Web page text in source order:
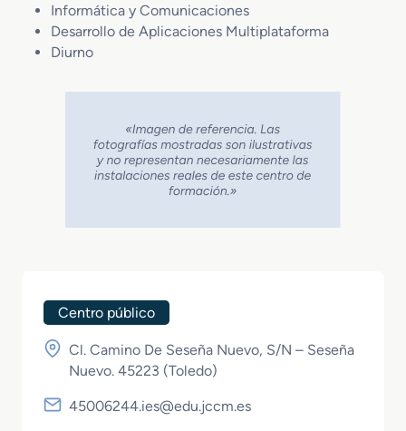
Informática y Comunicaciones
Desarrollo de Aplicaciones Multiplataforma
Diurno
Centro público
Cl. Camino De Seseña Nuevo, S/N – Seseña
Nuevo. 45223 (Toledo)
45006244.ies@edu.jccm.es